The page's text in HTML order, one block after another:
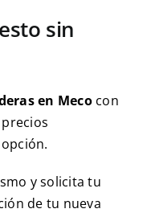
sin
en Mecocon
y solicita tu
de tu nueva